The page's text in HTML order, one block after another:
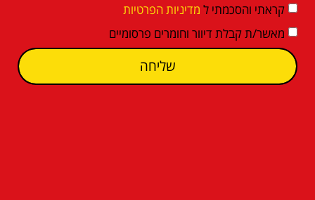
קראתי והסכמתי ל מדיניות הפרטיות
מאשר/ת קבלת דיוור וחומרים פרסומיים
שליחה